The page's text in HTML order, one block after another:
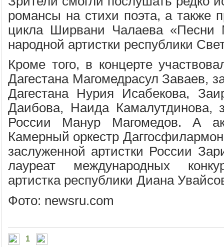
романсы на стихи поэта, а также
цикла Ширвани Чалаева «Песни
народной артистки республики
Кроме того, в концерте
Дагестана Магомедрасул Заваев,
Дагестана Нурия Исабекова,
Даибова, Наида Камалутдинова,
России Манур Магомедов. А
Камерный оркестр
заслуженной артистки России
лауреат международных
артистка республики Диана
Фото: newsru.com
1